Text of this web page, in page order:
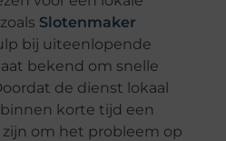
Slotenmaker
bij uiteenlopende
bekend om snelle
de dienst lokaal
binnen korte tijd een
om het probleem op